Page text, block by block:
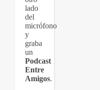
lado
del
micrófono
y
graba
un
Podcast
Entre
Amigos.